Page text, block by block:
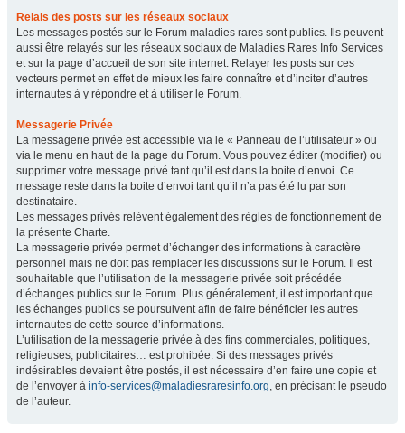
Relais des posts sur les réseaux sociaux
Les messages postés sur le Forum maladies rares sont publics. Ils peuvent
aussi être relayés sur les réseaux sociaux de Maladies Rares Info Services
et sur la page d’accueil de son site internet. Relayer les posts sur ces
vecteurs permet en effet de mieux les faire connaître et d’inciter d’autres
internautes à y répondre et à utiliser le Forum.
Messagerie Privée
La messagerie privée est accessible via le « Panneau de l’utilisateur » ou
via le menu en haut de la page du Forum. Vous pouvez éditer (modifier) ou
supprimer votre message privé tant qu’il est dans la boite d’envoi. Ce
message reste dans la boite d’envoi tant qu’il n’a pas été lu par son
destinataire.
Les messages privés relèvent également des règles de fonctionnement de
la présente Charte.
La messagerie privée permet d’échanger des informations à caractère
personnel mais ne doit pas remplacer les discussions sur le Forum. Il est
souhaitable que l’utilisation de la messagerie privée soit précédée
d’échanges publics sur le Forum. Plus généralement, il est important que
les échanges publics se poursuivent afin de faire bénéficier les autres
internautes de cette source d’informations.
L’utilisation de la messagerie privée à des fins commerciales, politiques,
religieuses, publicitaires… est prohibée. Si des messages privés
indésirables devaient être postés, il est nécessaire d’en faire une copie et
de l’envoyer à info-services@maladiesraresinfo.org, en précisant le pseudo
de l’auteur.